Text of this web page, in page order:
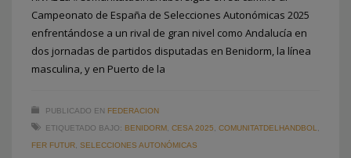
Campeonato de España de Selecciones Autonómicas 2025
enfrentándose a un rival de gran nivel como Andalucía en
dos jornadas de partidos disputadas en Benidorm, la línea
masculina, y en Puerto de la
PUBLICADO EN FEDERACION
ETIQUETADO BAJO: BENIDORM CESA 2025 COMUNITATDELHANDBOL
FER FUTUR SELECCIONES AUTONÓMICAS